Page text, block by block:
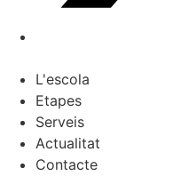
L'escola
Etapes
Serveis
Actualitat
Contacte